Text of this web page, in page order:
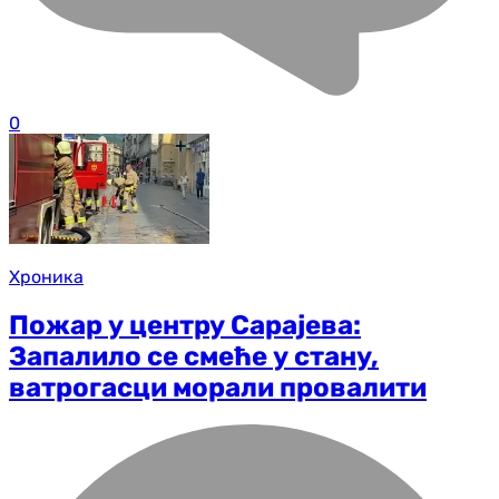
0
Хроника
Пожар у центру Сарајева:
Запалило се смеће у стану,
ватрогасци морали провалити